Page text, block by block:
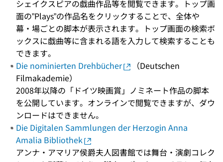
シェイクスピアの戯曲作品等を閲覧できます。トップ画
面の”Plays”の作品名をクリックすることで、全体や
幕・場ごとの脚本が表示されます。トップ画面の検索ボ
ックスに戯曲等に含まれる語を入力して検索することも
できます。
Die nominierten Drehbücher
（Deutschen
Filmakademie）
2008年以降の「ドイツ映画賞」ノミネート作品の脚本
を公開しています。オンラインで閲覧できますが、ダウ
ンロードはできません。
Die Digitalen Sammlungen der Herzogin Anna
Amalia Bibliothek
アンナ・アマリア侯爵夫人図書館では舞台・演劇コレク